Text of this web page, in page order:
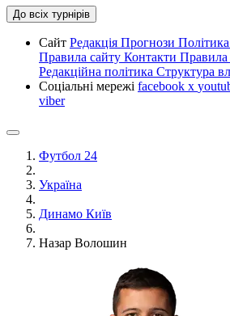
До всіх турнірів
Сайт Редакція Прогнози
Правила сайту Контакти Правила
Редакційна політика Структура
Соціальні мережі facebook x
viber
Футбол 24
Україна
Динамо Київ
Назар Волошин